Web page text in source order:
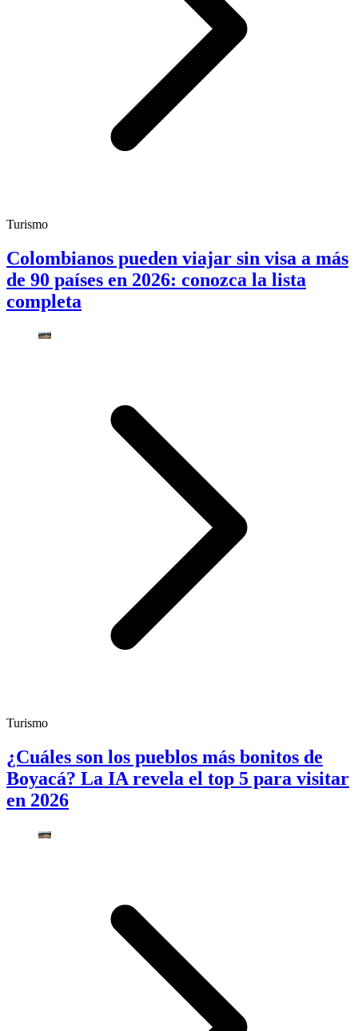
Turismo
Colombianos pueden viajar sin visa a más
de 90 países en 2026: conozca la lista
completa
Turismo
¿Cuáles son los pueblos más bonitos de
Boyacá? La IA revela el top 5 para visitar
en 2026